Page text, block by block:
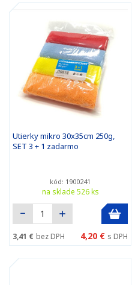
Utierky mikro 30x35cm 250g,
SET 3 + 1 zadarmo
kód: 1900241
na sklade 526 ks
3,41 € bez DPH 4,20 € s DPH